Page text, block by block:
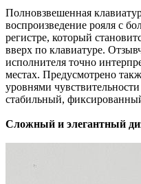
Полновзвешенная
воспроизведение рояля с
регистре, который
вверх по клавиатуре.
исполнителя точно
местах. Предусмотрено
уровнями
стабильный,
Сложный и элегантный